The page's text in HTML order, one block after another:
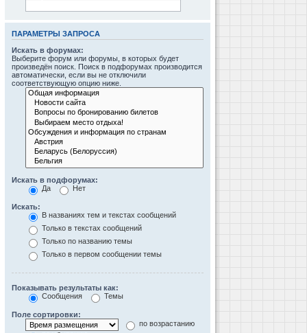
ПАРАМЕТРЫ ЗАПРОСА
Искать в форумах:
Выберите форум или форумы, в которых будет
произведён поиск. Поиск в подфорумах производится
автоматически, если вы не отключили
соответствующую опцию ниже.
Искать в подфорумах:
Да
Нет
Искать:
В названиях тем и текстах сообщений
Только в текстах сообщений
Только по названию темы
Только в первом сообщении темы
Показывать результаты как:
Сообщения
Темы
Поле сортировки:
по возрастанию